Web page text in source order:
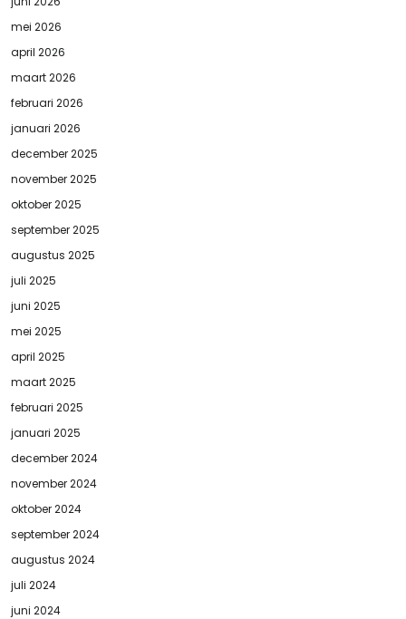
mei 2026
april 2026
maart 2026
februari 2026
januari 2026
december 2025
november 2025
oktober 2025
september 2025
augustus 2025
juli 2025
juni 2025
mei 2025
april 2025
maart 2025
februari 2025
januari 2025
december 2024
november 2024
oktober 2024
september 2024
augustus 2024
juli 2024
juni 2024